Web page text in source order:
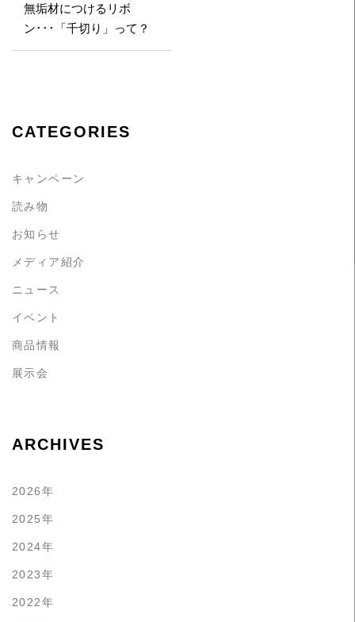
無垢材につけるリボ
ン･･･「千切り」って？
CATEGORIES
キャンペーン
読み物
お知らせ
メディア紹介
ニュース
イベント
商品情報
展示会
ARCHIVES
2026年
2025年
2024年
2023年
2022年